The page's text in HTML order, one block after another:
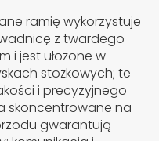
ramię wykorzystuje
z twardego
i jest ułożone w
stożkowych; te
i precyzyjnego
skoncentrowane na
gwarantują